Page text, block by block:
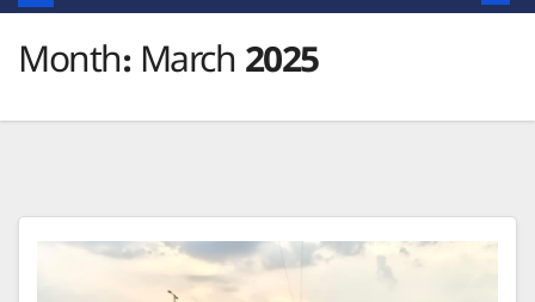
Month: March 2025